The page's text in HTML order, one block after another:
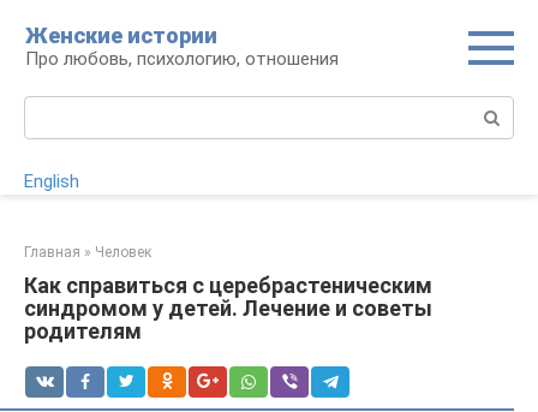
контенту
Женские истории
Про любовь, психологию, отношения
English
Главная » Человек
Как справиться с церебрастеническим
синдромом у детей. Лечение и советы
родителям